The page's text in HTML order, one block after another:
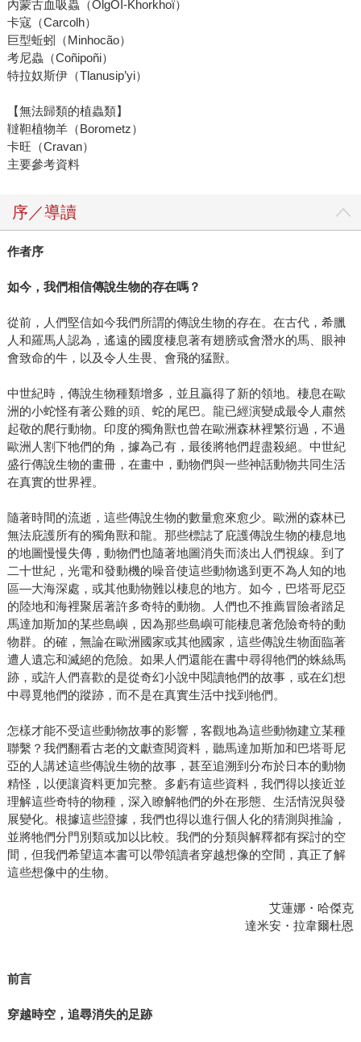
內蒙古血吸蟲（OlgOÏ-Khorkhoï）
卡寇（Carcolh）
巨型蚯蚓（Minhocão）
考尼蟲（Coñipoñi）
特拉奴斯伊（Tlanusip’yi）
【無法歸類的植蟲類】
韃靼植物羊（Borometz）
卡旺（Cravan）
主要參考資料
序／導讀
作者序
如今，我們相信傳說生物的存在嗎？
從前，人們堅信如今我們所謂的傳說生物的存在。在古代，希臘
人和羅馬人認為，遙遠的國度棲息著有翅膀或會潛水的馬、眼神
會致命的牛，以及令人生畏、會飛的猛獸。
中世紀時，傳說生物種類增多，並且贏得了新的領地。棲息在歐
洲的小蛇怪有著公雞的頭、蛇的尾巴。龍已經演變成最令人肅然
起敬的爬行動物。印度的獨角獸也曾在歐洲森林裡繁衍過，不過
歐洲人割下牠們的角，據為己有，最後將牠們趕盡殺絕。中世紀
盛行傳說生物的畫冊，在畫中，動物們與一些神話動物共同生活
在真實的世界裡。
隨著時間的流逝，這些傳說生物的數量愈來愈少。歐洲的森林已
無法庇護所有的獨角獸和龍。那些標誌了庇護傳說生物的棲息地
的地圖慢慢失傳，動物們也隨著地圖消失而淡出人們視線。到了
二十世紀，光電和發動機的噪音使這些動物逃到更不為人知的地
區—大海深處，或其他動物難以棲息的地方。如今，巴塔哥尼亞
的陸地和海裡聚居著許多奇特的動物。人們也不推薦冒險者踏足
馬達加斯加的某些島嶼，因為那些島嶼可能棲息著危險奇特的動
物群。的確，無論在歐洲國家或其他國家，這些傳說生物面臨著
遭人遺忘和滅絕的危險。如果人們還能在書中尋得牠們的蛛絲馬
跡，或許人們喜歡的是從奇幻小說中閱讀牠們的故事，或在幻想
中尋覓牠們的蹤跡，而不是在真實生活中找到牠們。
怎樣才能不受這些動物故事的影響，客觀地為這些動物建立某種
聯繫？我們翻看古老的文獻查閱資料，聽馬達加斯加和巴塔哥尼
亞的人講述這些傳說生物的故事，甚至追溯到分布於日本的動物
精怪，以便讓資料更加完整。多虧有這些資料，我們得以接近並
理解這些奇特的物種，深入瞭解牠們的外在形態、生活情況與發
展變化。根據這些證據，我們也得以進行個人化的猜測與推論，
並將牠們分門別類或加以比較。我們的分類與解釋都有探討的空
間，但我們希望這本書可以帶領讀者穿越想像的空間，真正了解
這些想像中的生物。
艾蓮娜・哈傑克
達米安・拉韋爾杜恩
前言
穿越時空，追尋消失的足跡